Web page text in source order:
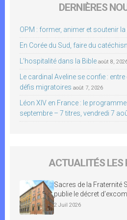
DERNIÈRES
OPM : former, animer et soutenir
En Corée du Sud, faire du
L’hospitalité dans la Bible août 8,
Le cardinal Aveline se confie :
défis migratoires août 7, 2026
Léon XIV en France : le
septembre – 7 titres, vendredi 7
ACTUALITÉS LES
Sacres de la Fraternité
publie le décret
2 Juil 2026